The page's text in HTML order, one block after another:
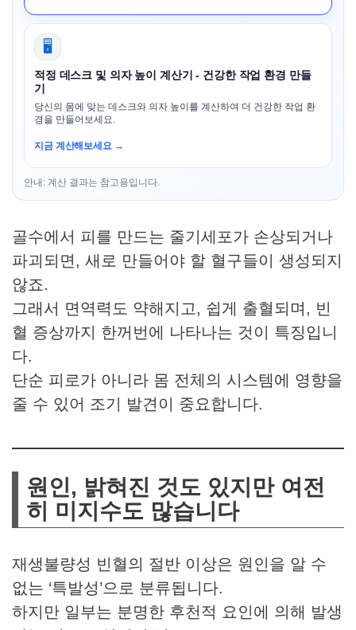
🖥️
적정 데스크 및 의자 높이 계산기 - 건강한 작업 환경 만들
기
당신의 몸에 맞는 데스크와 의자 높이를 계산하여 더 건강한 작업 환
경을 만들어보세요.
지금 계산해보세요 →
안내: 계산 결과는 참고용입니다.
골수에서 피를 만드는 줄기세포가 손상되거나
파괴되면, 새로 만들어야 할 혈구들이 생성되지
않죠.
그래서 면역력도 약해지고, 쉽게 출혈되며, 빈
혈 증상까지 한꺼번에 나타나는 것이 특징입니
다.
단순 피로가 아니라 몸 전체의 시스템에 영향을
줄 수 있어 조기 발견이 중요합니다.
원인, 밝혀진 것도 있지만 여전
히 미지수도 많습니다
재생불량성 빈혈의 절반 이상은 원인을 알 수
없는 ‘특발성’으로 분류됩니다.
하지만 일부는 분명한 후천적 요인에 의해 발생